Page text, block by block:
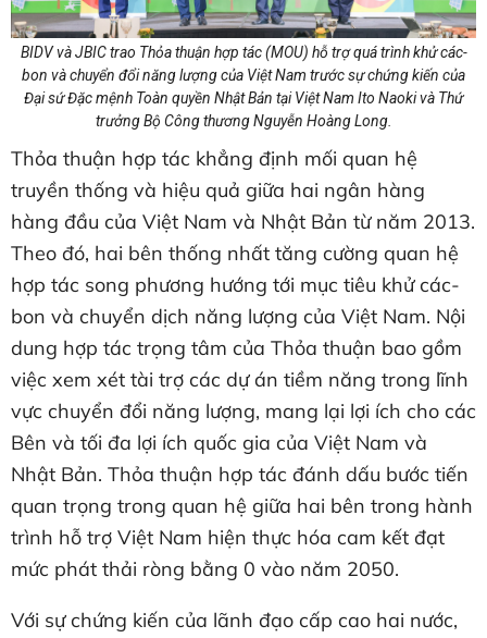
BIDV và JBIC trao Thỏa thuận hợp tác (MOU) hỗ trợ quá trình khử các-
bon và chuyển đổi năng lượng của Việt Nam trước sự chứng kiến của
Đại sứ Đặc mệnh Toàn quyền Nhật Bản tại Việt Nam Ito Naoki và Thứ
trưởng Bộ Công thương Nguyễn Hoàng Long.
Thỏa thuận hợp tác khẳng định mối quan hệ
truyền thống và hiệu quả giữa hai ngân hàng
hàng đầu của Việt Nam và Nhật Bản từ năm 2013.
Theo đó, hai bên thống nhất tăng cường quan hệ
hợp tác song phương hướng tới mục tiêu khử các-
bon và chuyển dịch năng lượng của Việt Nam. Nội
dung hợp tác trọng tâm của Thỏa thuận bao gồm
việc xem xét tài trợ các dự án tiềm năng trong lĩnh
vực chuyển đổi năng lượng, mang lại lợi ích cho các
Bên và tối đa lợi ích quốc gia của Việt Nam và
Nhật Bản. Thỏa thuận hợp tác đánh dấu bước tiến
quan trọng trong quan hệ giữa hai bên trong hành
trình hỗ trợ Việt Nam hiện thực hóa cam kết đạt
mức phát thải ròng bằng 0 vào năm 2050.
Với sự chứng kiến của lãnh đạo cấp cao hai nước,